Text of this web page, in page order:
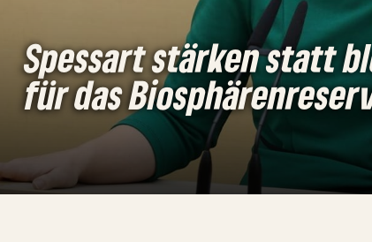
Spessart stärken statt
für das